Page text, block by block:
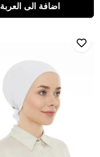
اضافة الى العربة